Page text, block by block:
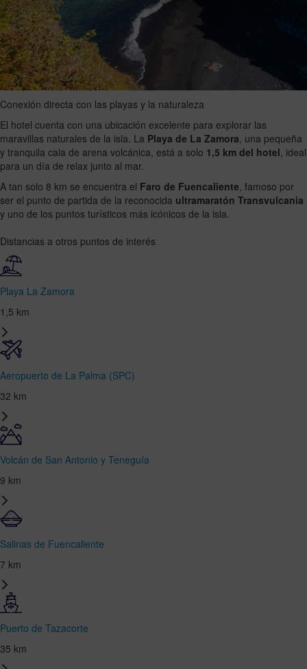
Conexión directa con las playas y la naturaleza
El hotel cuenta con una ubicación excelente para explorar las
maravillas naturales de la isla. La Playa de La Zamora , una pequeña
y tranquila cala de arena volcánica, está a solo 1,5 km del hotel , ideal
para un día de relax junto al mar.
A tan solo 8 km se encuentra el Faro de Fuencaliente , famoso por
ser el punto de partida de la reconocida ultramaratón Transvulcania
y uno de los puntos turísticos más icónicos de la isla.
Distancias a otros puntos de interés
Playa La Zamora
1,5 km
Aeropuerto de La Palma (SPC)
32 km
Volcán de San Antonio y Teneguía
9 km
Salinas de Fuencaliente
7 km
Puerto de Tazacorte
35 km